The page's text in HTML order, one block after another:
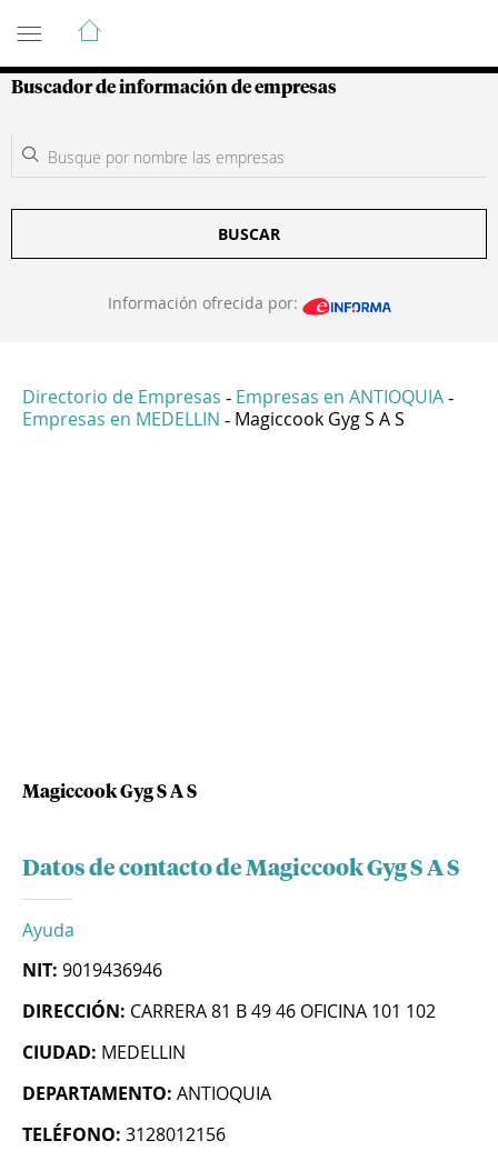
Guía de Empresas Colombianas
Buscador de información de empresas
BUSCAR
Información ofrecida por:
Directorio de Empresas - Empresas en ANTIOQUIA -
Empresas en MEDELLIN - Magiccook Gyg S A S
Magiccook Gyg S A S
Datos de contacto de Magiccook Gyg S A S
Ayuda
NIT: 9019436946
DIRECCIÓN: CARRERA 81 B 49 46 OFICINA 101 102
CIUDAD: MEDELLIN
DEPARTAMENTO: ANTIOQUIA
TELÉFONO: 3128012156